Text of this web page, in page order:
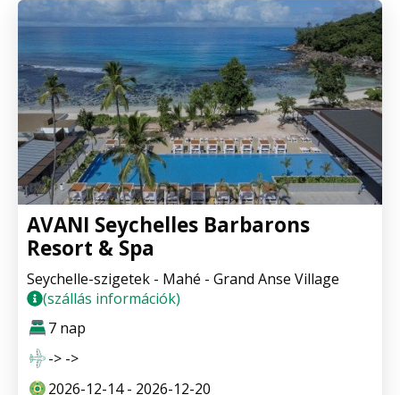
AVANI Seychelles Barbarons
Resort & Spa
Seychelle-szigetek - Mahé - Grand Anse Village
(szállás információk)
7 nap
-> ->
2026-12-14 - 2026-12-20